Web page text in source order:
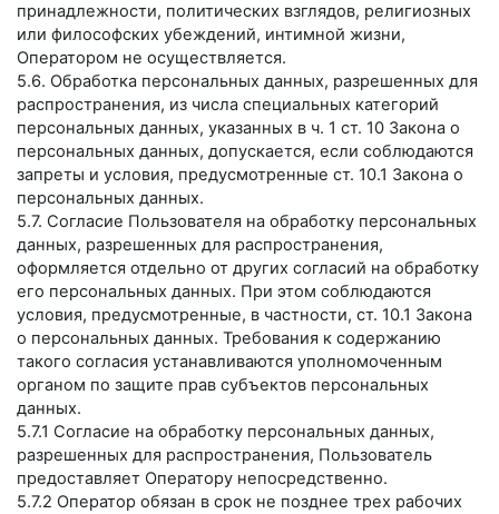
принадлежности, политических взглядов, религиозных
или философских убеждений, интимной жизни,
Оператором не осуществляется.
5.6. Обработка персональных данных, разрешенных для
распространения, из числа специальных категорий
персональных данных, указанных в ч. 1 ст. 10 Закона о
персональных данных, допускается, если соблюдаются
запреты и условия, предусмотренные ст. 10.1 Закона о
персональных данных.
5.7. Согласие Пользователя на обработку персональных
данных, разрешенных для распространения,
оформляется отдельно от других согласий на обработку
его персональных данных. При этом соблюдаются
условия, предусмотренные, в частности, ст. 10.1 Закона
о персональных данных. Требования к содержанию
такого согласия устанавливаются уполномоченным
органом по защите прав субъектов персональных
данных.
5.7.1 Согласие на обработку персональных данных,
разрешенных для распространения, Пользователь
предоставляет Оператору непосредственно.
5.7.2 Оператор обязан в срок не позднее трех рабочих